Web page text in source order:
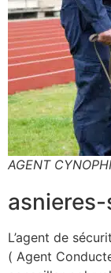
AGENT
L’agent de
( Agent